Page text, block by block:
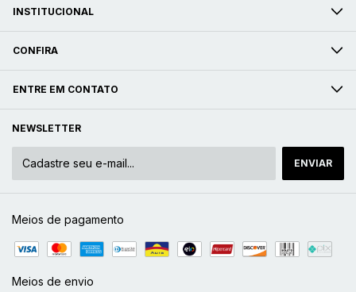
INSTITUCIONAL
CONFIRA
ENTRE EM CONTATO
NEWSLETTER
Meios de pagamento
Meios de envio